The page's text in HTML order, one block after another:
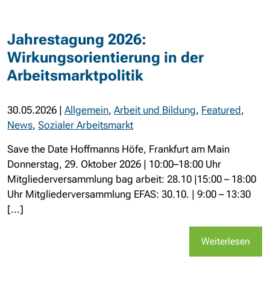
Jahrestagung 2026:
Wirkungsorientierung in der
Arbeitsmarktpolitik
30.05.2026 | Allgemein, Arbeit und Bildung, Featured,
News, Sozialer Arbeitsmarkt
Save the Date Hoffmanns Höfe, Frankfurt am Main
Donnerstag, 29. Oktober 2026 | 10:00–18:00 Uhr
Mitgliederversammlung bag arbeit: 28.10 |15:00 – 18:00
Uhr Mitgliederversammlung EFAS: 30.10. | 9:00 – 13:30
[...]
Weiterlesen